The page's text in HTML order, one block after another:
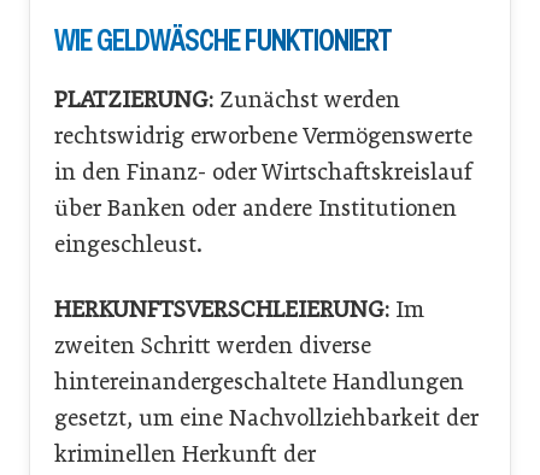
WIE GELDWÄSCHE FUNKTIONIERT
PLATZIERUNG: Zunächst werden
rechtswidrig erworbene Vermögenswerte
in den Finanz- oder Wirtschaftskreislauf
über Banken oder andere Institutionen
eingeschleust.
HERKUNFTSVERSCHLEIERUNG: Im
zweiten Schritt werden diverse
hintereinandergeschaltete Handlungen
gesetzt, um eine Nachvollziehbarkeit der
kriminellen Herkunft der